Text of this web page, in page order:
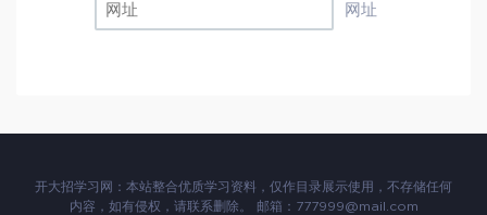
网址
开大招学习网：本站整合优质学习资料，仅作目录展示使用，不存储任何
内容，如有侵权，请联系删除。 邮箱：777999@mail.com